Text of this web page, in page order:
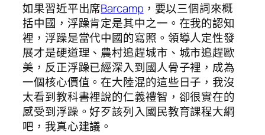
如果習近平出席Barcamp ，要以三個詞來概
括中國，浮躁肯定是其中之一。在我的認知
裡，浮躁是當代中國的寫照。領導人定性發
展才是硬道理、農村追趕城市、城市追趕歐
美，反正浮躁已經深入到國人骨子裡，成為
一個核心價值。在大陸混的這些日子，我沒
太看到教科書裡說的仁義禮智，卻很實在的
感受到浮躁。好歹該列入國民教育課程大綱
吧，我真心建議。